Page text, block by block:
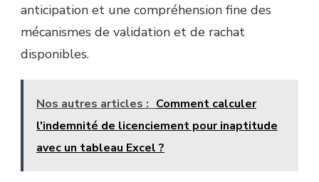
anticipation et une compréhension fine des
mécanismes de validation et de rachat
disponibles.
Nos autres articles : Comment calculer
l'indemnité de licenciement pour inaptitude
avec un tableau Excel ?